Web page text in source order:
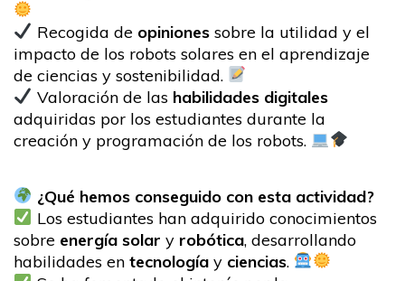
Recogida de opinionessobre la utilidad y el
impacto de los robots solares en el aprendizaje
de ciencias y sostenibilidad.
Valoración de las habilidades digitales
adquiridas por los estudiantes durante la
creación y programación de los robots.
¿Qué hemos conseguido con esta actividad?
Los estudiantes han adquirido conocimientos
sobre energía solar y robótica, desarrollando
habilidades en tecnología y ciencias.